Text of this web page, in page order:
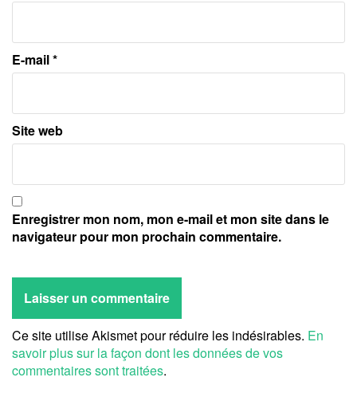
E-mail*
Site web
Enregistrer mon nom, mon e-mail et mon site dans le
navigateur pour mon prochain commentaire.
Ce site utilise Akismet pour réduire les indésirables. En
savoir plus sur la façon dont les données de vos
commentaires sont traitées.